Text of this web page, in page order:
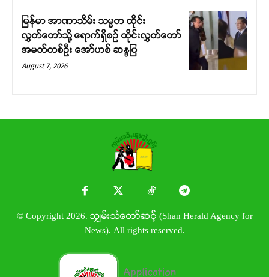
မြန်မာ အာဏာသိမ်း သမ္မတ ထိုင်း
လွှတ်တော်သို့ ရောက်ရှိစဉ် ထိုင်းလွှတ်တော်
အမတ်တစ်ဦး အော်ဟစ် ဆန္ဒပြ
August 7, 2026
© Copyright 2026. သျှမ်းသံတော်ဆင့် (Shan Herald Agency for
News). All rights reserved.